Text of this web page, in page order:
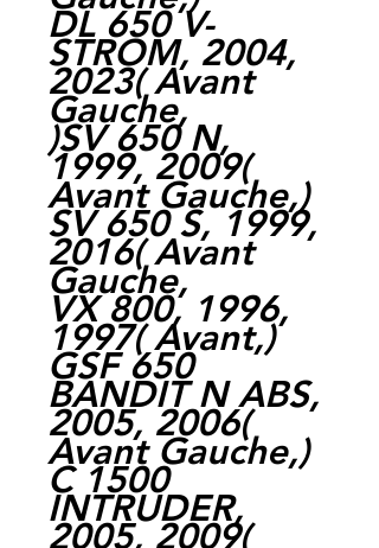
DL 650 V-
STROM, 2004,
2023( Avant
Gauche,
)SV 650 N,
1999, 2009(
Avant Gauche,)
SV 650 S, 1999,
2016( Avant
Gauche,
VX 800, 1996,
1997( Avant,)
GSF 650
BANDIT N ABS,
2005, 2006(
Avant Gauche,)
C 1500
INTRUDER,
2005, 2009(